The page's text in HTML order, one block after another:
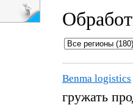
Benma logistics
гружать